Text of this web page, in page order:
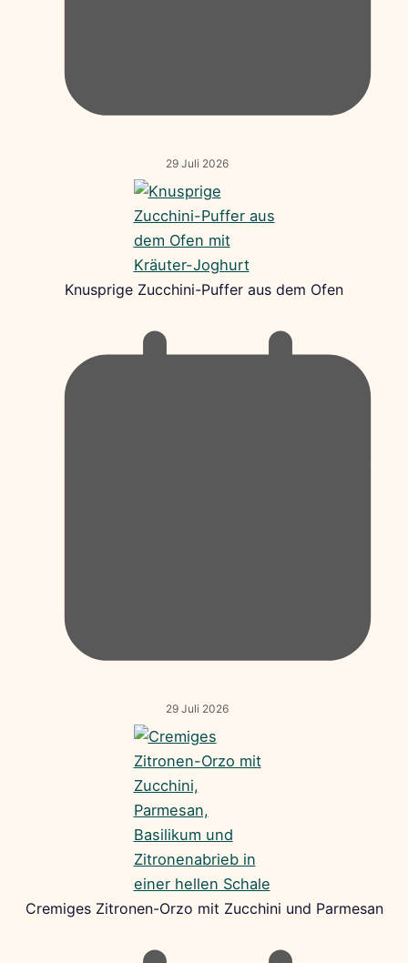
29 Juli 2026
Knusprige Zucchini-Puffer aus dem Ofen
29 Juli 2026
Cremiges Zitronen-Orzo mit Zucchini und Parmesan